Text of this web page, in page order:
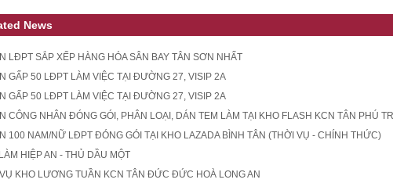
News
LĐPT SẮP XẾP HÀNG HÓA SÂN BAY TÂN SƠN NHẤT
GẤP 50 LĐPT LÀM VIỆC TẠI ĐƯỜNG 27, VISIP 2A
GẤP 50 LĐPT LÀM VIỆC TẠI ĐƯỜNG 27, VISIP 2A
CÔNG NHÂN ĐÓNG GÓI, PHÂN LOẠI, DÁN TEM LÀM TẠI KHO FLASH KCN TÂN PHÚ
100 NAM/NỮ LĐPT ĐÓNG GÓI TẠI KHO LAZADA BÌNH TÂN (THỜI VỤ - CHÍNH THỨC)
HIỆP AN - THỦ DẦU MỘT
KHO LƯƠNG TUẦN KCN TÂN ĐỨC ĐỨC HOÀ LONG AN